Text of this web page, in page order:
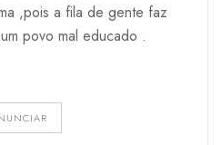
,pois a fila de gente faz
povo mal educado .